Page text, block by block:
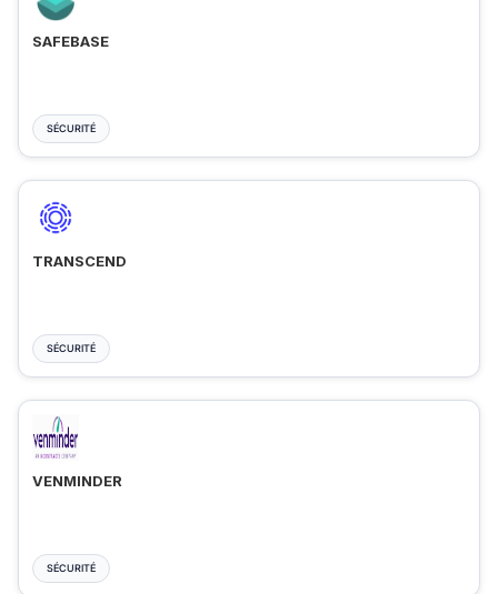
SAFEBASE
SÉCURITÉ
TRANSCEND
SÉCURITÉ
VENMINDER
SÉCURITÉ